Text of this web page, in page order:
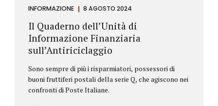
INFORMAZIONE 8 AGOSTO 2024
Il Quaderno dell’Unità di
Informazione Finanziaria
sull’Antiriciclaggio
Sono sempre di più i risparmiatori, possessori di
buoni fruttiferi postali della serie Q, che agiscono nei
confronti di Poste Italiane.